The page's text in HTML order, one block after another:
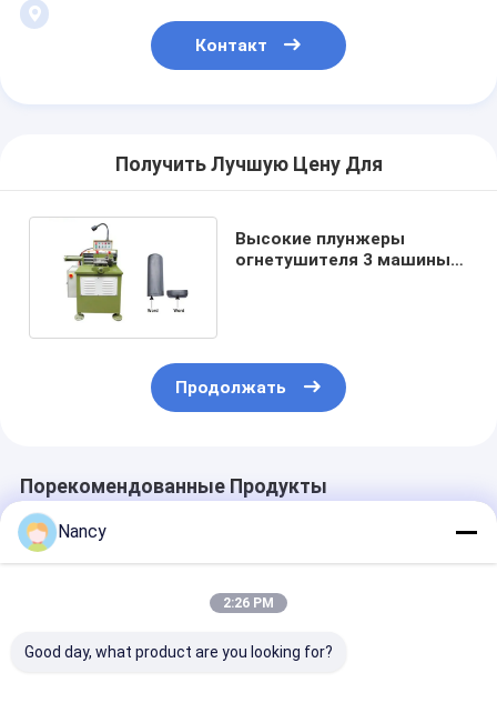
Контакт
Получить Лучшую Цену Для
Высокие плунжеры
огнетушителя 3 машины
Продолжать
Порекомендованные Продукты
Nancy
2:26 PM
Good day, what product are you looking for?